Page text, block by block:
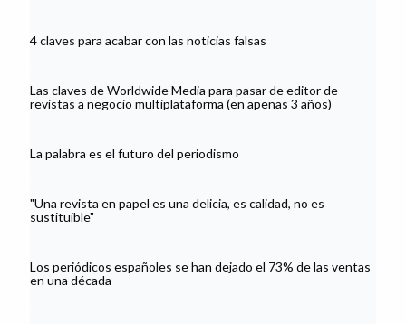
4 claves para acabar con las noticias falsas
Las claves de Worldwide Media para pasar de editor de
revistas a negocio multiplataforma (en apenas 3 años)
La palabra es el futuro del periodismo
"Una revista en papel es una delicia, es calidad, no es
sustituible"
Los periódicos españoles se han dejado el 73% de las ventas
en una década